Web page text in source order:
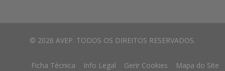
© 2026 AVEP. TODOS OS DIREITOS RESERVADOS.
Ficha Técnica Info Legal Gerir Cookies Mapa do Site